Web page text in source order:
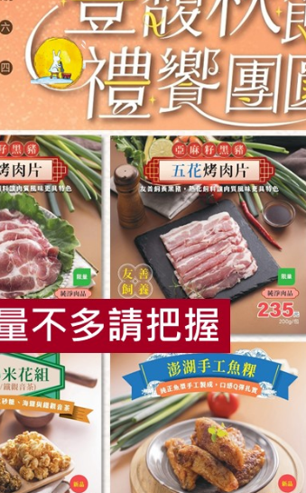
可能有興趣的產品
10包
隆昌食品有限公司
雪比經典優格
100公克
奶素
冷藏
$38
食譜 減硝酸鹽 雞蛋 食安 共同